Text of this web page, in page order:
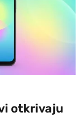
otkrivaju